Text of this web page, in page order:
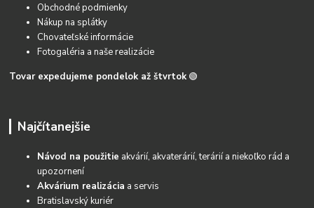
Obchodné podmienky
Nákup na splátky
Chovateľské informácie
Fotogaléria a naše realizácie
Tovar expedujeme pondelok až štvrtok 🟢
Najčítanejšie
Návod na použitie akvárií, akvaterárií, terárií a niekoľko rád a
upozornení
Akvárium realizácia a servis
Bratislavský kuriér